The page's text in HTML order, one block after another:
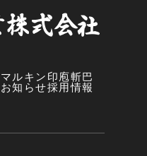
マルキン印 庖斬巴
お知らせ採用情報